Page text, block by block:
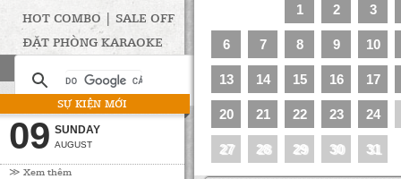
HOT COMBO | SALE OFF
ĐẶT PHÒNG KARAOKE
SỰ KIỆN MỚI
09 SUNDAY
AUGUST
≫ Xem thêm
1 2 3
6 7 8 9 10
13 14 15 16 17
20 21 22 23 24
27 28 29 30 31